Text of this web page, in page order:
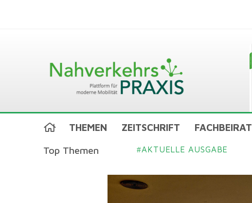
THEMEN ZEITSCHRIFT FACHBEIRAT
Top Themen #AKTUELLE AUSGABE